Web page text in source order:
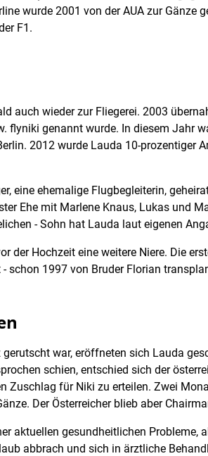
wurde 2001 von der AUA zur Gänze
F1.
auch wieder zur Fliegerei. 2003
flyniki genannt wurde. In diesem Jahr
2012 wurde Lauda 10-prozentiger
eine ehemalige Flugbegleiterin,
Ehe mit Marlene Knaus, Lukas und
- Sohn hat Lauda laut eigenen
der Hochzeit eine weitere Niere. Die
schon 1997 von Bruder Florian
war, eröffneten sich Lauda
schien, entschied sich der
Zuschlag für Niki zu erteilen. Zwei
Der Österreicher blieb aber
aktuellen gesundheitlichen Probleme,
abbrach und sich in ärztliche